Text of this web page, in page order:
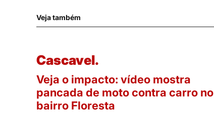
Veja também
Cascavel.
Veja o impacto: vídeo mostra
pancada de moto contra carro no
bairro Floresta